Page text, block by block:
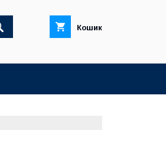
Кошик